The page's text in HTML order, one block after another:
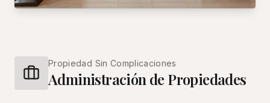
Propiedad Sin Complicaciones
Administración de Propiedades